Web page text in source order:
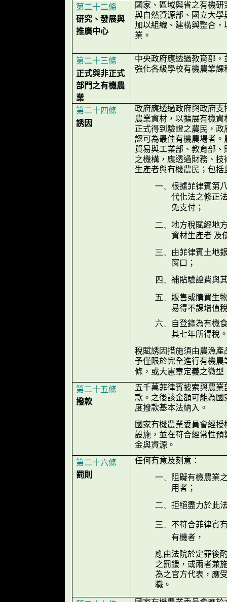
第二十二條
研究、發展與
推廣中心
國家、區域與省之有機
與自然資源部、國立大
加以組織、建構與整合
業。
第二十三條
正式與非正式
部門之有機農
業
中央政府應透過教育部
強化各級學校有機農業課
第二十四條
誘因
政府應透過政府與政府
農業資材，以擴展有機
正式得到驗證之農民，
認可為最佳有機農場者
貿易與工業部、教育部
之機構，應透過財務、
生產者與有機農民；包括
一、 根據菲律賓第
代化法之修正
免支付；
二、 地方稅賦經地
資材生產者 及
三、 由菲律賓土地
窗口；
四、 補貼驗證費與
五、 販售或購買生
易得不課增值
六、
自登錄為有機
其七年所得稅
稅賦誘因措施須由農漁
予僅限於完全進行有機
條，或大憲章定義之微型
第二十五條
撥款
五千萬菲律賓披索與農
款。之後該金額可能為
度撥款基本法納入。
國家有機農業委員會經
設施，並在符合經常性
金與資源。
第二十六條
罰則
任何有意及刻意：
一、
阻礙有機農業
用者；
二、 拒絕盡力於此
三、 不符合菲律賓
有機者，
應由法院於定罪後
之罰鍰，或兩者兼
為之官方代表，應
職。